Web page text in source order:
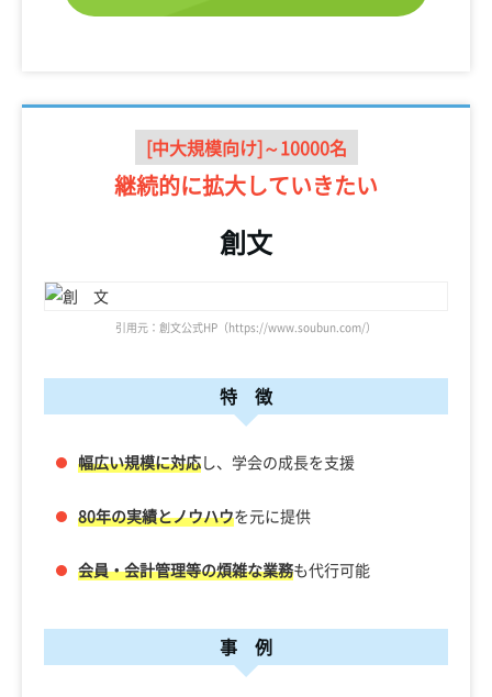
[中大規模向け]～10000名
継続的に拡大していきたい
創文
引用元：創文公式HP（https://www.soubun.com/）
特 徴
幅広い規模に対応し、学会の成長を支援
80年の実績とノウハウを元に提供
会員・会計管理等の煩雑な業務も代行可能
事 例